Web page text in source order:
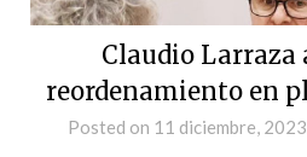
Claudio Larraza
reordenamiento en
Posted on 11 diciembre, 2023